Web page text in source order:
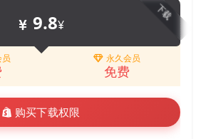
下载
9.8¥
永久会员
免费
购买下载权限